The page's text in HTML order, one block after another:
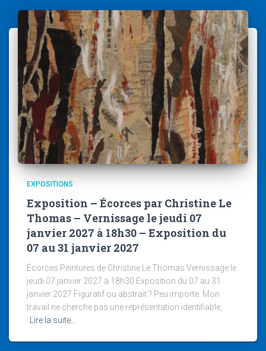
EXPOSITIONS
Exposition – Écorces par Christine Le
Thomas – Vernissage le jeudi 07
janvier 2027 à 18h30 – Exposition du
07 au 31 janvier 2027
Écorces Peintures de Christine Le Thomas Vernissage le
jeudi 07 janvier 2027 à 18h30 Exposition du 07 au 31
janvier 2027 Figuratif ou abstrait ? Peu importe. Mon
travail ne cherche pas une représentation identifiable,
Lire la suite…